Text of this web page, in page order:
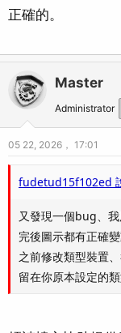
正確的。
Master
Administrator
05 22, 2026， 17:01
fudetud15f102ed
又發現一個bug、
完後圖示都有正確
之前修改類型裝置
留在你原本設定的